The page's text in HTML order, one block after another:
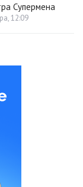
Супермена
12:09